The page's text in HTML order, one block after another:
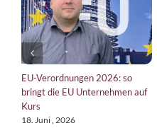
EU-Verordnungen 2026: so
bringt die EU Unternehmen auf
Kurs
18. Juni , 2026